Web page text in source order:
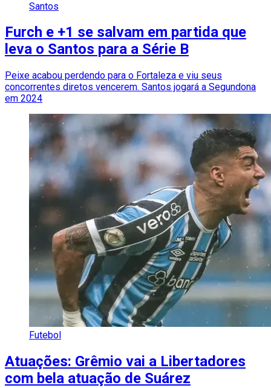
Santos
Furch e +1 se salvam em partida que
leva o Santos para a Série B
Peixe acabou perdendo para o Fortaleza e viu seus
concorrentes diretos vencerem. Santos jogará a Segundona
em 2024
Futebol
Atuações: Grêmio vai a Libertadores
com bela atuação de Suárez